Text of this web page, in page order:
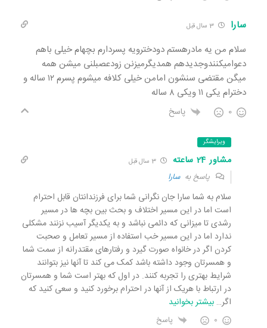
سارا 3 سال قبل
سلام من یه مادرهستم دودخترویه پسردارم بچهام خیلی باهم
دعوامیکنندوجدیدهم همدیگرمیزنن زودعصبلنی میشن همه
میگن مقتضی سنشون امامن خیلی کلافه میشوم پسرم ۱۲ ساله و
دخترام یکی ۱۱ ویکی ۸ ساله
0 پاسخ
ویرایشگر
مشاور 24 ساعته 3 سال قبل
پاسخ بهسارا
سلام به شما سارا جان نگرانی شما برای فرزندانتان قابل احترام
است اما در این مسیر اختلاف و بحث بین بچه ها در مسیر
رشدی تا میزانی که دائمی نباشد و به یکدیگر آسیب نزنند مشکلی
ندارد اما در این مسیر خب استفاده از مسیر تعامل و صحبت
کردن اگر در خانواه صورت گیرد و رفتارهای مقتدرانه از سمت شما
و همسرتان وجود داشته باشد کمک می کند تا آنها نیز بتوانند
شرایط بهتری را تجربه کنند. در اول که بهتر است شما و همسرتان
در ارتباط با هریک از آنها در احترام برخورد کنید و سعی کنید که
اگر… بیشتر بخوانید
0 پاسخ